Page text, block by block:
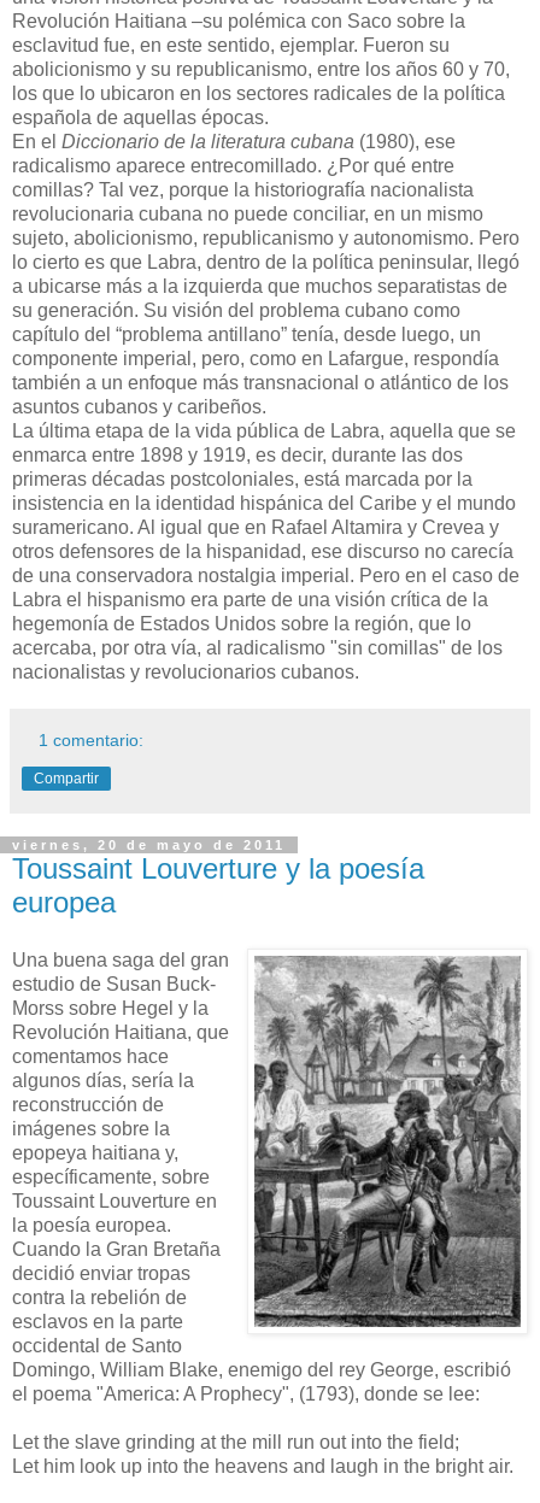
Revolución Haitiana –su polémica con Saco sobre la
esclavitud fue, en este sentido, ejemplar. Fueron su
abolicionismo y su republicanismo, entre los años 60 y 70,
los que lo ubicaron en los sectores radicales de la política
española de aquellas épocas.
En el Diccionario de la literatura cubana (1980), ese
radicalismo aparece entrecomillado. ¿Por qué entre
comillas? Tal vez, porque la historiografía nacionalista
revolucionaria cubana no puede conciliar, en un mismo
sujeto, abolicionismo, republicanismo y autonomismo. Pero
lo cierto es que Labra, dentro de la política peninsular, llegó
a ubicarse más a la izquierda que muchos separatistas de
su generación. Su visión del problema cubano como
capítulo del “problema antillano” tenía, desde luego, un
componente imperial, pero, como en Lafargue, respondía
también a un enfoque más transnacional o atlántico de los
asuntos cubanos y caribeños.
La última etapa de la vida pública de Labra, aquella que se
enmarca entre 1898 y 1919, es decir, durante las dos
primeras décadas postcoloniales, está marcada por la
insistencia en la identidad hispánica del Caribe y el mundo
suramericano. Al igual que en Rafael Altamira y Crevea y
otros defensores de la hispanidad, ese discurso no carecía
de una conservadora nostalgia imperial. Pero en el caso de
Labra el hispanismo era parte de una visión crítica de la
hegemonía de Estados Unidos sobre la región, que lo
acercaba, por otra vía, al radicalismo "sin comillas" de los
nacionalistas y revolucionarios cubanos.
1 comentario:
Compartir
viernes, 20 de mayo de 2011
Toussaint Louverture y la poesía
europea
Una buena saga del gran
estudio de Susan Buck-
Morss sobre Hegel y la
Revolución Haitiana, que
comentamos hace
algunos días, sería la
reconstrucción de
imágenes sobre la
epopeya haitiana y,
específicamente, sobre
Toussaint Louverture en
la poesía europea.
Cuando la Gran Bretaña
decidió enviar tropas
contra la rebelión de
esclavos en la parte
occidental de Santo
Domingo, William Blake, enemigo del rey George, escribió
el poema "America: A Prophecy", (1793), donde se lee:
Let the slave grinding at the mill run out into the field;
Let him look up into the heavens and laugh in the bright air.